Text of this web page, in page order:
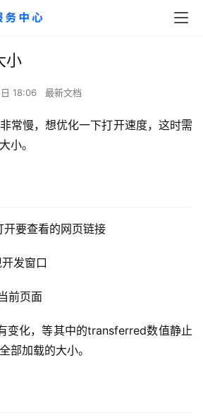
小
18:06 最新文档
常慢，想优化一下打开速度，这时需
小。
开要查看的网页链接
发窗口
前页面
变化，等其中的transferred数值静止
部加载的大小。